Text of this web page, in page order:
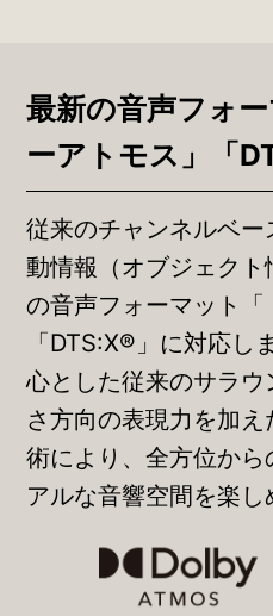
最新の音声フォ
ーアトモス」「
従来のチャンネルベ
動情報（オブジェク
の音声フォーマット「
「DTS:X®」に対応し
心とした従来のサラ
さ方向の表現力を加
術により、全方位から
アルな音響空間を楽し